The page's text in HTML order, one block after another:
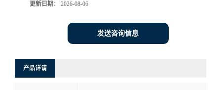
更新日期： 2026-08-06
发送咨询信息
产品详请